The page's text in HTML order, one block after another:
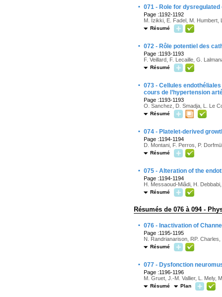
· 071 - Role for
Page :1192-1192
M. Izikki, E. Fadel, M. Humbert,
Résumé
· 072 - Rôle potentiel des
Page :1193-1193
F. Veillard, F. Lecaille, G.
Résumé
· 073 - Cellules
cours de l’hypertension
Page :1193-1193
O. Sanchez, D. Smadja, L. Le
Résumé
· 074 - Platelet-derived
Page :1194-1194
D. Montani, F. Perros, P.
Résumé
· 075 - Alteration of the
Page :1194-1194
H. Messaoud-Miâdi, H.
Résumé
Résumés de 076 à 094 -
· 076 - Inactivation of
Page :1195-1195
N. Randrianarison, RP.
Résumé
· 077 - Dysfonction
Page :1196-1196
M. Gruet, J.-M. Vallier, L. Mely,
Résumé Plan